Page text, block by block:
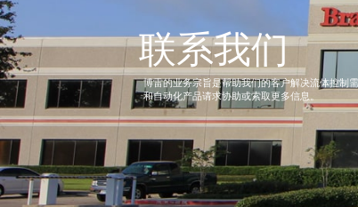
联系我们
博雷的业务宗旨是帮助我们的客户解决流体控制
和自动化产品请求协助或索取更多信息。